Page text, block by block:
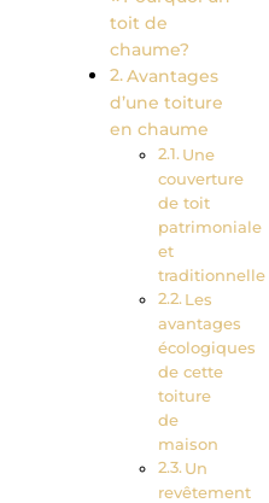
toit de
chaume?
Avantages
d’une toiture
en chaume
Une
couverture
de toit
patrimoniale
et
traditionnelle
Les
avantages
écologiques
de cette
toiture
de
maison
Un
revêtement